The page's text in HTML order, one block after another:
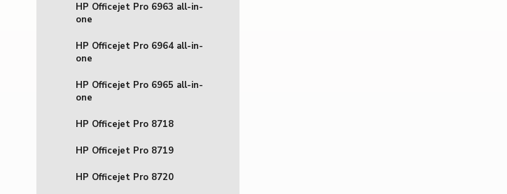
HP Officejet Pro 6963 all-in-
one
HP Officejet Pro 6964 all-in-
one
HP Officejet Pro 6965 all-in-
one
HP Officejet Pro 8718
HP Officejet Pro 8719
HP Officejet Pro 8720